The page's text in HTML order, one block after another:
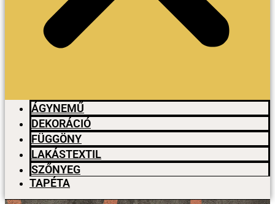
ÁGYNEMŰ
DEKORÁCIÓ
FÜGGÖNY
LAKÁSTEXTIL
SZŐNYEG
TAPÉTA